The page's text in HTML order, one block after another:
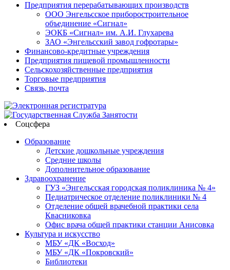
Предприятия перерабатывающих производств
ООО Энгельсское приборостроительное
объединение «Сигнал»
ЭОКБ «Сигнал» им. А.И. Глухарева
ЗАО «Энгельсский завод гофротары»
Финансово-кредитные учреждения
Предприятия пищевой промышленности
Сельскохозяйственные предприятия
Торговые предприятия
Связь, почта
Соцсфера
Образование
Детские дошкольные учреждения
Средние школы
Дополнительное образование
Здравоохранение
ГУЗ «Энгельсская городская поликлиника № 4»
Педиатрическое отделение поликлиники № 4
Отделение общей врачебной практики села
Квасниковка
Офис врача общей практики станции Анисовка
Культура и искусство
МБУ «ДК «Восход»
МБУ «ДК «Покровский»
Библиотеки